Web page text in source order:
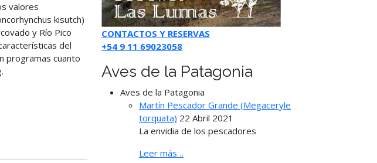
valores
kisutch)
y Río Pico
del
programas cuanto
CONTACTOS Y RESERVAS
+54 9 11 69023058
Aves de la Patagonia
Aves de la Patagonia
Martín Pescador Grande (Megaceryle
torquata) 22 Abril 2021
La envidia de los pescadores
Leer más…